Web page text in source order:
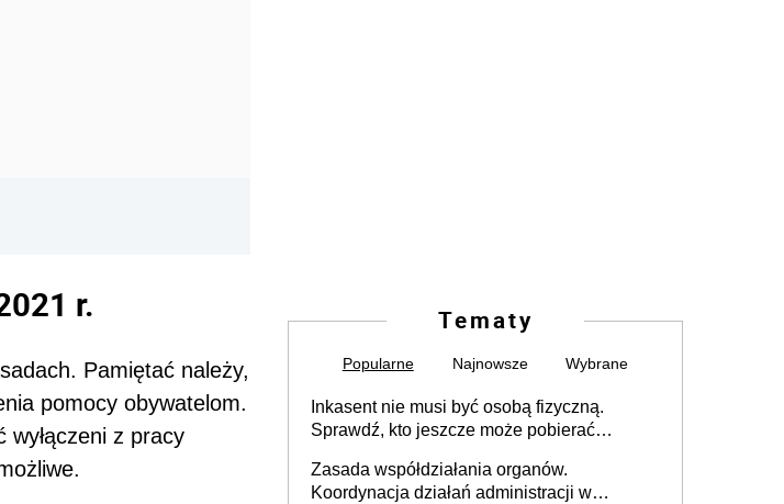
r.
Pamiętać należy,
pomocy obywatelom.
wyłączeni z pracy
Tematy
Popularne Najnowsze Wybrane
Inkasent nie musi być osobą fizyczną.
Sprawdź, kto jeszcze może pobierać
Zasada współdziałania organów.
Koordynacja działań administracji w